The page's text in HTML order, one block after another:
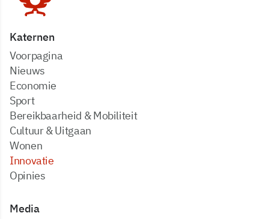
Katernen
Voorpagina
Nieuws
Economie
Sport
Bereikbaarheid & Mobiliteit
Cultuur & Uitgaan
Wonen
Innovatie
Opinies
Media